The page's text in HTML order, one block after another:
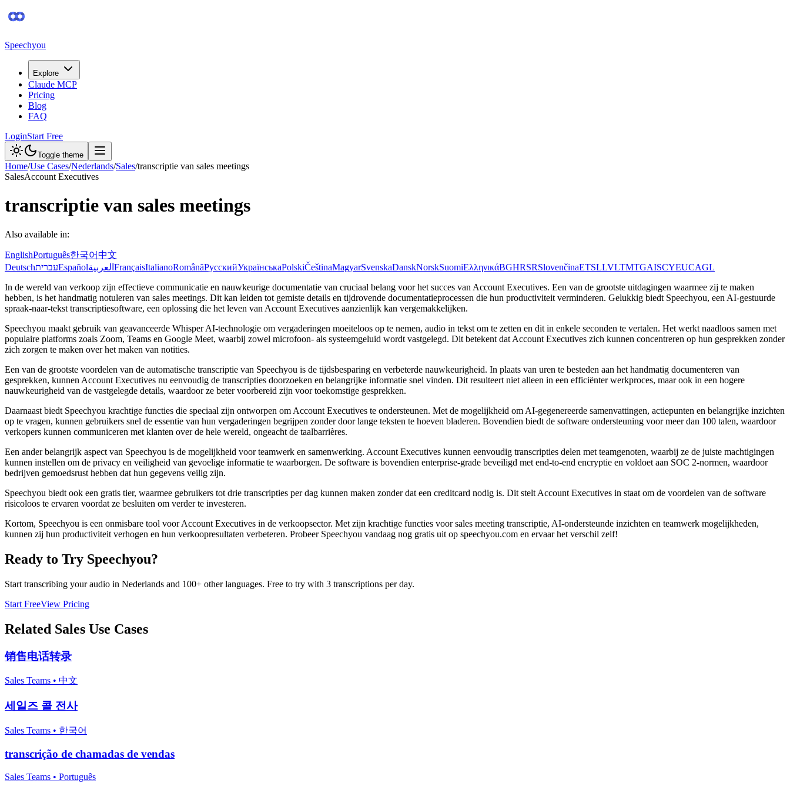
Speechyou
Explore
Claude MCP
Pricing
Blog
FAQ
LoginStart Free
Toggle theme
Home/Use Cases/Nederlands/Sales/transcriptie van sales meetings
SalesAccount Executives
transcriptie van sales meetings
Also available in:
EnglishPortuguês한국어中文
DeutschעבריתEspañolالعربية FrançaisItalianoRomânăРусскийУкраїнськаPolskiČeštinaMagyarSvenskaDanskNorskSuomiΕλληνικάBGHRSRSlovenčinaETSLLVLTMTGAISCYEUCAGL
In de wereld van verkoop zijn effectieve communicatie en nauwkeurige documentatie van cruciaal belang voor het succes van Account Executives. Een van de grootste uitdagingen waarmee zij te maken
hebben, is het handmatig notuleren van sales meetings. Dit kan leiden tot gemiste details en tijdrovende documentatieprocessen die hun productiviteit verminderen. Gelukkig biedt Speechyou, een AI-gestuurde
spraak-naar-tekst transcriptiesoftware, een oplossing die het leven van Account Executives aanzienlijk kan vergemakkelijken.
Speechyou maakt gebruik van geavanceerde Whisper AI-technologie om vergaderingen moeiteloos op te nemen, audio in tekst om te zetten en dit in enkele seconden te vertalen. Het werkt naadloos samen met
populaire platforms zoals Zoom, Teams en Google Meet, waarbij zowel microfoon- als systeemgeluid wordt vastgelegd. Dit betekent dat Account Executives zich kunnen concentreren op hun gesprekken zonder
zich zorgen te maken over het maken van notities.
Een van de grootste voordelen van de automatische transcriptie van Speechyou is de tijdsbesparing en verbeterde nauwkeurigheid. In plaats van uren te besteden aan het handmatig documenteren van
gesprekken, kunnen Account Executives nu eenvoudig de transcripties doorzoeken en belangrijke informatie snel vinden. Dit resulteert niet alleen in een efficiënter werkproces, maar ook in een hogere
nauwkeurigheid van de vastgelegde details, waardoor ze beter voorbereid zijn voor toekomstige gesprekken.
Daarnaast biedt Speechyou krachtige functies die speciaal zijn ontworpen om Account Executives te ondersteunen. Met de mogelijkheid om AI-gegenereerde samenvattingen, actiepunten en belangrijke inzichten
op te vragen, kunnen gebruikers snel de essentie van hun vergaderingen begrijpen zonder door lange teksten te hoeven bladeren. Bovendien biedt de software ondersteuning voor meer dan 100 talen, waardoor
verkopers kunnen communiceren met klanten over de hele wereld, ongeacht de taalbarrières.
Een ander belangrijk aspect van Speechyou is de mogelijkheid voor teamwerk en samenwerking. Account Executives kunnen eenvoudig transcripties delen met teamgenoten, waarbij ze de juiste machtigingen
kunnen instellen om de privacy en veiligheid van gevoelige informatie te waarborgen. De software is bovendien enterprise-grade beveiligd met end-to-end encryptie en voldoet aan SOC 2-normen, waardoor
bedrijven gemoedsrust hebben dat hun gegevens veilig zijn.
Speechyou biedt ook een gratis tier, waarmee gebruikers tot drie transcripties per dag kunnen maken zonder dat een creditcard nodig is. Dit stelt Account Executives in staat om de voordelen van de software
risicoloos te ervaren voordat ze besluiten om verder te investeren.
Kortom, Speechyou is een onmisbare tool voor Account Executives in de verkoopsector. Met zijn krachtige functies voor sales meeting transcriptie, AI-ondersteunde inzichten en teamwerk mogelijkheden,
kunnen zij hun productiviteit verhogen en hun verkoopresultaten verbeteren. Probeer Speechyou vandaag nog gratis uit op speechyou.com en ervaar het verschil zelf!
Ready to Try Speechyou?
Start transcribing your audio in Nederlands and 100+ other languages. Free to try with 3 transcriptions per day.
Start FreeView Pricing
Related Sales Use Cases
销售电话转录
Sales Teams • 中文
세일즈 콜 전사
Sales Teams • 한국어
transcrição de chamadas de vendas
Sales Teams • Português